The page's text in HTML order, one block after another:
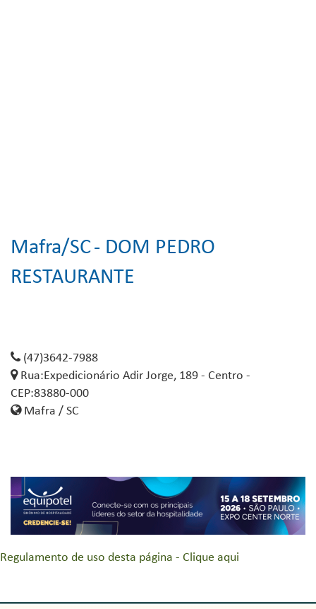
Mafra/SC- DOM PEDRO
RESTAURANTE
(47)3642-7988
Rua:Expedicionário Adir Jorge, 189 - Centro -
CEP:83880-000
Mafra / SC
Regulamento de uso desta página - Clique aqui